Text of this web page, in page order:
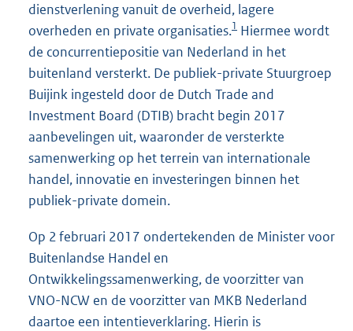
dienstverlening vanuit de overheid, lagere
overheden en private organisaties.1 Hiermee wordt
de concurrentiepositie van Nederland in het
buitenland versterkt. De publiek-private Stuurgroep
Buijink ingesteld door de Dutch Trade and
Investment Board (DTIB) bracht begin 2017
aanbevelingen uit, waaronder de versterkte
samenwerking op het terrein van internationale
handel, innovatie en investeringen binnen het
publiek-private domein.
Op 2 februari 2017 ondertekenden de Minister voor
Buitenlandse Handel en
Ontwikkelingssamenwerking, de voorzitter van
VNO-NCW en de voorzitter van MKB Nederland
daartoe een intentieverklaring. Hierin is